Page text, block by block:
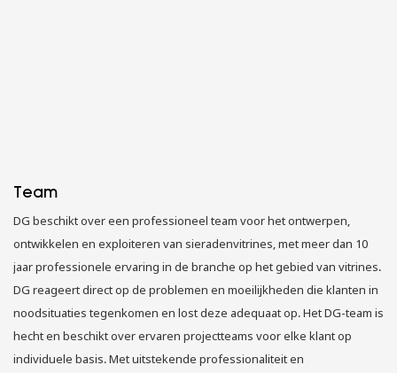
Team
DG beschikt over een professioneel team voor het ontwerpen,
ontwikkelen en exploiteren van sieradenvitrines, met meer dan 10
jaar professionele ervaring in de branche op het gebied van vitrines.
DG reageert direct op de problemen en moeilijkheden die klanten in
noodsituaties tegenkomen en lost deze adequaat op. Het DG-team is
hecht en beschikt over ervaren projectteams voor elke klant op
individuele basis. Met uitstekende professionaliteit en